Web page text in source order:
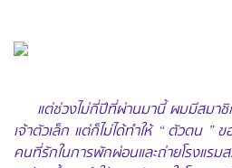
แต่ช่วงไม่กี่ปีที่ผ่านมานี้ ผมมีสมา
เจ้าตัวเล็ก แต่ก็ไม่ได้ทำให้ “ ตัวตน ”
คนที่รักในการพักผ่อนและถ่ายโรงแร